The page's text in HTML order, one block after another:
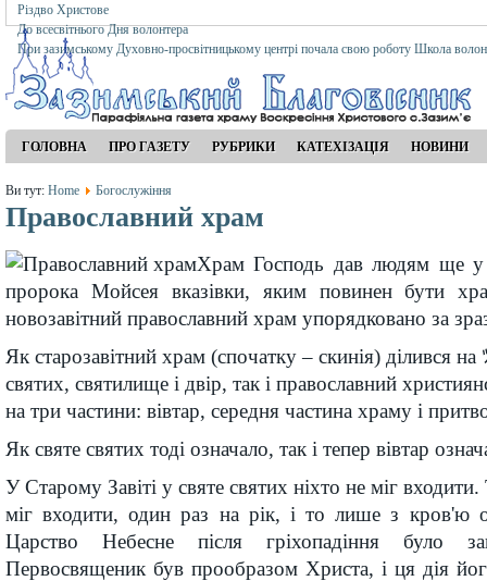
Різдво Христове
До всесвітнього Дня волонтера
При зазимському Духовно-просвітницькому центрі почала свою роботу Школа
ГОЛОВНА ПРО ГАЗЕТУ РУБРИКИ КАТЕХІЗАЦІЯ НОВИНИ
Ви тут: Home Богослужіння
Православний храм
Храм Господь дав людям ще у
пророка Мойсея вказівки, яким повинен бути
новозавітний православний храм упорядковано за
Як старозавітний храм (спочатку – скинія) ділився на
святих, святилище і двір, так і православний
на три частини: вівтар, середня частина храму і
Як святе святих тоді означало, так і тепер вівтар
У Старому Завіті у святе святих ніхто не міг
міг входити, один раз на рік, і то лише з кров'ю
Царство Небесне після гріхопадіння було
Первосвященик був прообразом Христа, і ця дія